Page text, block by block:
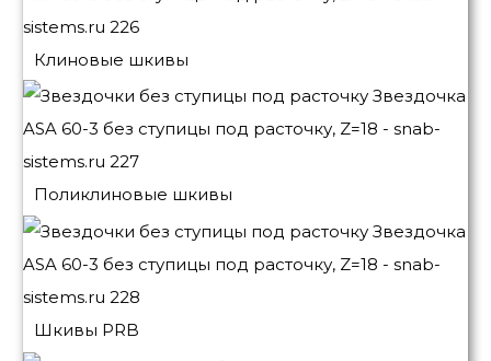
Клиновые шкивы
Поликлиновые шкивы
Шкивы PRB